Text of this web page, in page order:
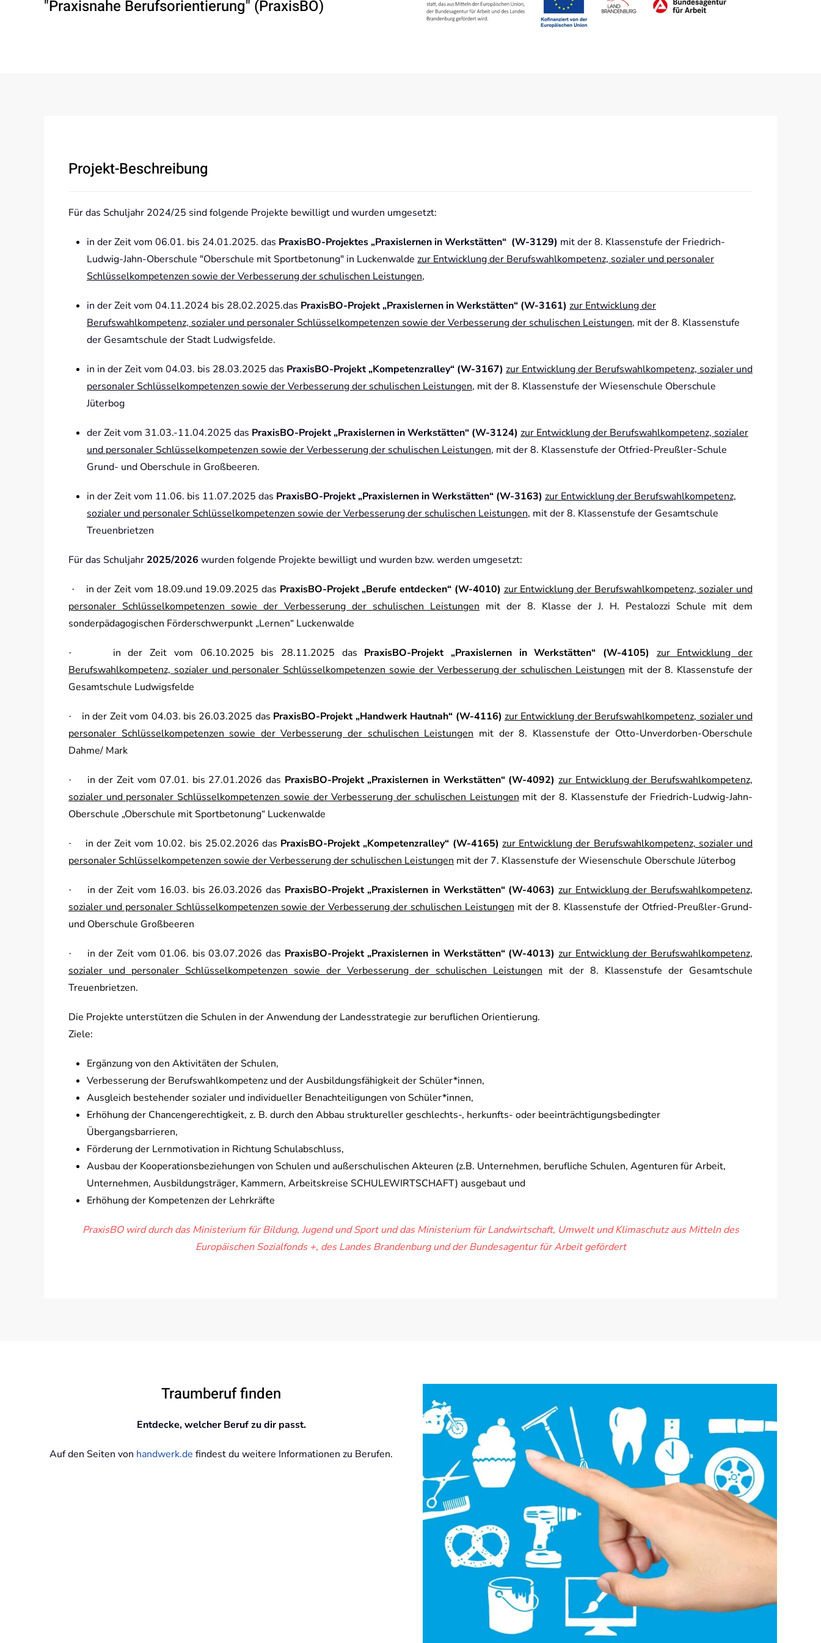
"Praxisnahe Berufsorientierung" (PraxisBO)
Projekt-Beschreibung
Für das Schuljahr 2024/25 sind folgende Projekte bewilligt und wurden umgesetzt:
in der Zeit vom 06.01. bis 24.01.2025. das PraxisBO-Projektes „Praxislernen in Werkstätten“ (W-3129) mit der 8. Klassenstufe der Friedrich-
Ludwig-Jahn-Oberschule "Oberschule mit Sportbetonung" in Luckenwalde zur Entwicklung der Berufswahlkompetenz, sozialer und personaler
Schlüsselkompetenzen sowie der Verbesserung der schulischen Leistungen,
in der Zeit vom 04.11.2024 bis 28.02.2025.das PraxisBO-Projekt „Praxislernen in Werkstätten“ (W-3161) zur Entwicklung der
Berufswahlkompetenz, sozialer und personaler Schlüsselkompetenzen sowie der Verbesserung der schulischen Leistungen, mit der 8. Klassenstufe
der Gesamtschule der Stadt Ludwigsfelde.
in in der Zeit vom 04.03. bis 28.03.2025 das PraxisBO-Projekt „Kompetenzralley“ (W-3167) zur Entwicklung der Berufswahlkompetenz, sozialer und
personaler Schlüsselkompetenzen sowie der Verbesserung der schulischen Leistungen, mit der 8. Klassenstufe der Wiesenschule Oberschule
Jüterbog
der Zeit vom 31.03.-11.04.2025 das PraxisBO-Projekt „Praxislernen in Werkstätten“ (W-3124) zur Entwicklung der Berufswahlkompetenz, sozialer
und personaler Schlüsselkompetenzen sowie der Verbesserung der schulischen Leistungen, mit der 8. Klassenstufe der Otfried-Preußler-Schule
Grund- und Oberschule in Großbeeren.
in der Zeit vom 11.06. bis 11.07.2025 das PraxisBO-Projekt „Praxislernen in Werkstätten“ (W-3163) zur Entwicklung der Berufswahlkompetenz,
sozialer und personaler Schlüsselkompetenzen sowie der Verbesserung der schulischen Leistungen, mit der 8. Klassenstufe der Gesamtschule
Treuenbrietzen
Für das Schuljahr 2025/2026 wurden folgende Projekte bewilligt und wurden bzw. werden umgesetzt:
· in der Zeit vom 18.09.und 19.09.2025 das PraxisBO-Projekt „Berufe entdecken“ (W-4010) zur Entwicklung der Berufswahlkompetenz, sozialer und
personaler Schlüsselkompetenzen sowie der Verbesserung der schulischen Leistungen mit der 8. Klasse der J. H. Pestalozzi Schule mit dem
sonderpädagogischen Förderschwerpunkt „Lernen“ Luckenwalde
· in der Zeit vom 06.10.2025 bis 28.11.2025 das PraxisBO-Projekt „Praxislernen in Werkstätten“ (W-4105) zur Entwicklung der
Berufswahlkompetenz, sozialer und personaler Schlüsselkompetenzen sowie der Verbesserung der schulischen Leistungen mit der 8. Klassenstufe der
Gesamtschule Ludwigsfelde
· in der Zeit vom 04.03. bis 26.03.2025 das PraxisBO-Projekt „Handwerk Hautnah“ (W-4116) zur Entwicklung der Berufswahlkompetenz, sozialer und
personaler Schlüsselkompetenzen sowie der Verbesserung der schulischen Leistungen mit der 8. Klassenstufe der Otto-Unverdorben-Oberschule
Dahme/ Mark
· in der Zeit vom 07.01. bis 27.01.2026 das PraxisBO-Projekt „Praxislernen in Werkstätten“ (W-4092) zur Entwicklung der Berufswahlkompetenz,
sozialer und personaler Schlüsselkompetenzen sowie der Verbesserung der schulischen Leistungen mit der 8. Klassenstufe der Friedrich-Ludwig-Jahn-
Oberschule „Oberschule mit Sportbetonung“ Luckenwalde
· in der Zeit vom 10.02. bis 25.02.2026 das PraxisBO-Projekt „Kompetenzralley“ (W-4165) zur Entwicklung der Berufswahlkompetenz, sozialer und
personaler Schlüsselkompetenzen sowie der Verbesserung der schulischen Leistungen mit der 7. Klassenstufe der Wiesenschule Oberschule Jüterbog
· in der Zeit vom 16.03. bis 26.03.2026 das PraxisBO-Projekt „Praxislernen in Werkstätten“ (W-4063) zur Entwicklung der Berufswahlkompetenz,
sozialer und personaler Schlüsselkompetenzen sowie der Verbesserung der schulischen Leistungen mit der 8. Klassenstufe der Otfried-Preußler-Grund-
und Oberschule Großbeeren
· in der Zeit vom 01.06. bis 03.07.2026 das PraxisBO-Projekt „Praxislernen in Werkstätten“ (W-4013) zur Entwicklung der Berufswahlkompetenz,
sozialer und personaler Schlüsselkompetenzen sowie der Verbesserung der schulischen Leistungen mit der 8. Klassenstufe der Gesamtschule
Treuenbrietzen.
Die Projekte unterstützen die Schulen in der Anwendung der Landesstrategie zur beruflichen Orientierung.
Ziele:
Ergänzung von den Aktivitäten der Schulen,
Verbesserung der Berufswahlkompetenz und der Ausbildungsfähigkeit der Schüler*innen,
Ausgleich bestehender sozialer und individueller Benachteiligungen von Schüler*innen,
Erhöhung der Chancengerechtigkeit, z. B. durch den Abbau struktureller geschlechts-, herkunfts- oder beeinträchtigungsbedingter
Übergangsbarrieren,
Förderung der Lernmotivation in Richtung Schulabschluss,
Ausbau der Kooperationsbeziehungen von Schulen und außerschulischen Akteuren (z.B. Unternehmen, berufliche Schulen, Agenturen für Arbeit,
Unternehmen, Ausbildungsträger, Kammern, Arbeitskreise SCHULEWIRTSCHAFT) ausgebaut und
Erhöhung der Kompetenzen der Lehrkräfte
PraxisBO wird durch das Ministerium für Bildung, Jugend und Sport und das Ministerium für Landwirtschaft, Umwelt und Klimaschutz aus Mitteln des
Europäischen Sozialfonds +, des Landes Brandenburg und der Bundesagentur für Arbeit gefördert
Traumberuf finden
Entdecke, welcher Beruf zu dir passt.
Auf den Seiten von handwerk.de findest du weitere Informationen zu Berufen.